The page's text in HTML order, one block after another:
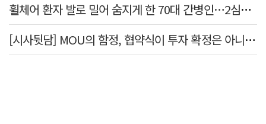
휠체어 환자 발로 밀어 숨지게 한 70대 간병인…2심도 집행유예
[시사뒷담] MOU의 함정, 협약식이 투자 확정은 아니긴 해